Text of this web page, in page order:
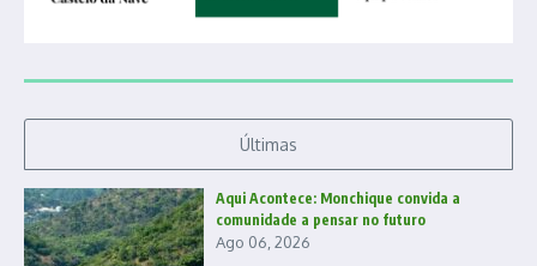
Últimas
Aqui Acontece: Monchique convida a
comunidade a pensar no futuro
Ago 06, 2026